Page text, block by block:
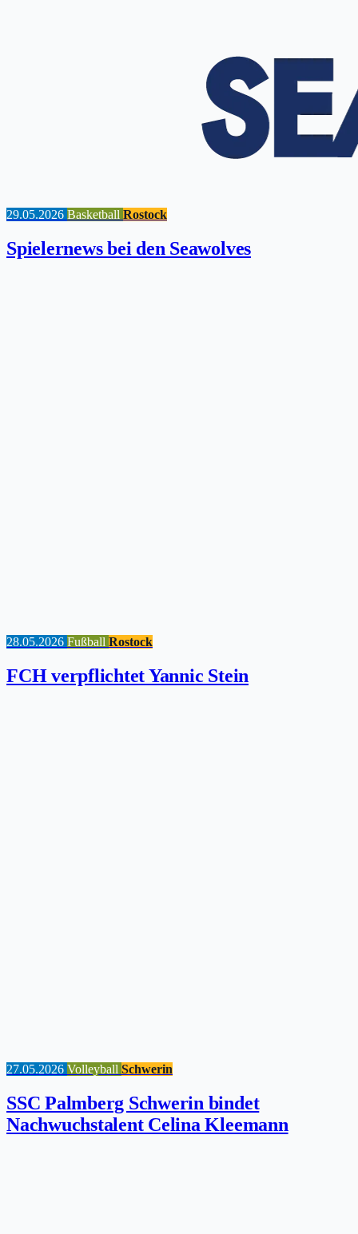
29.05.2026 Basketball Rostock
Spielernews bei den Seawolves
28.05.2026 Fußball Rostock
FCH verpflichtet Yannic Stein
27.05.2026 Volleyball Schwerin
SSC Palmberg Schwerin bindet
Nachwuchstalent Celina Kleemann